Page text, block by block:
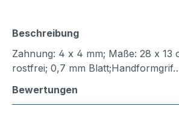
Beschreibung
Zahnung: 4 x 4 mm; Maße: 28 x 13
rostfrei; 0,7 mm
Bewertungen